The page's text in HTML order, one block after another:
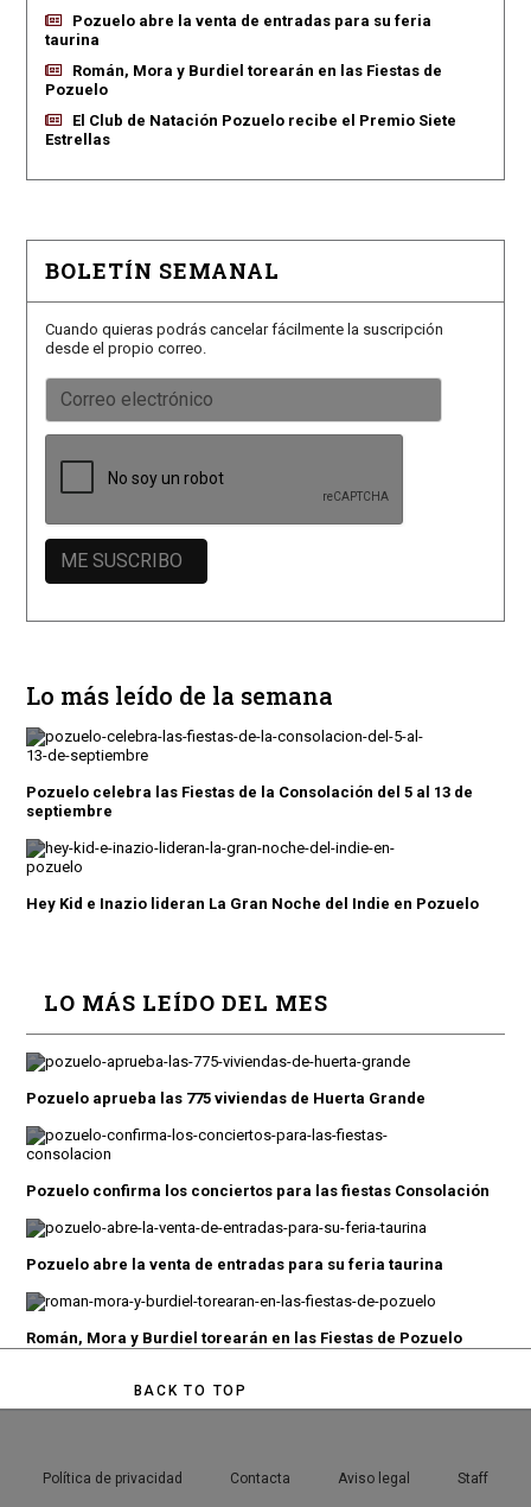
Pozuelo abre la venta de entradas para su feria
taurina
Román, Mora y Burdiel torearán en las Fiestas de
Pozuelo
El Club de Natación Pozuelo recibe el Premio Siete
Estrellas
BOLETÍN SEMANAL
Cuando quieras podrás cancelar fácilmente la suscripción
desde el propio correo.
Lo más leído de la semana
Pozuelo celebra las Fiestas de la Consolación del 5 al 13 de
septiembre
Hey Kid e Inazio lideran La Gran Noche del Indie en Pozuelo
LO MÁS LEÍDO DEL MES
Pozuelo aprueba las 775 viviendas de Huerta Grande
Pozuelo confirma los conciertos para las fiestas Consolación
Pozuelo abre la venta de entradas para su feria taurina
Román, Mora y Burdiel torearán en las Fiestas de Pozuelo
BACK TO TOP
Política de privacidad Contacta Aviso legal Staff